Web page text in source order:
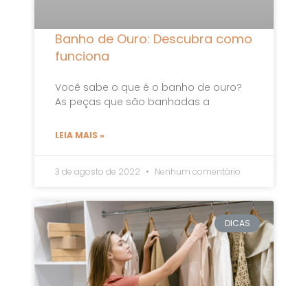
Banho de Ouro: Descubra como
funciona
Você sabe o que é o banho de ouro?
As peças que são banhadas a
LEIA MAIS »
3 de agosto de 2022 Nenhum comentário
DICAS